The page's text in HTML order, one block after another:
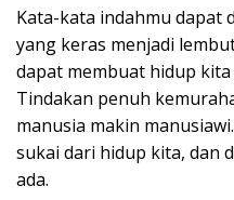
Kata-kata indahmu dapat
yang keras menjadi
dapat membuat hidup
Tindakan penuh
manusia makin
sukai dari hidup kita, dan
ada.